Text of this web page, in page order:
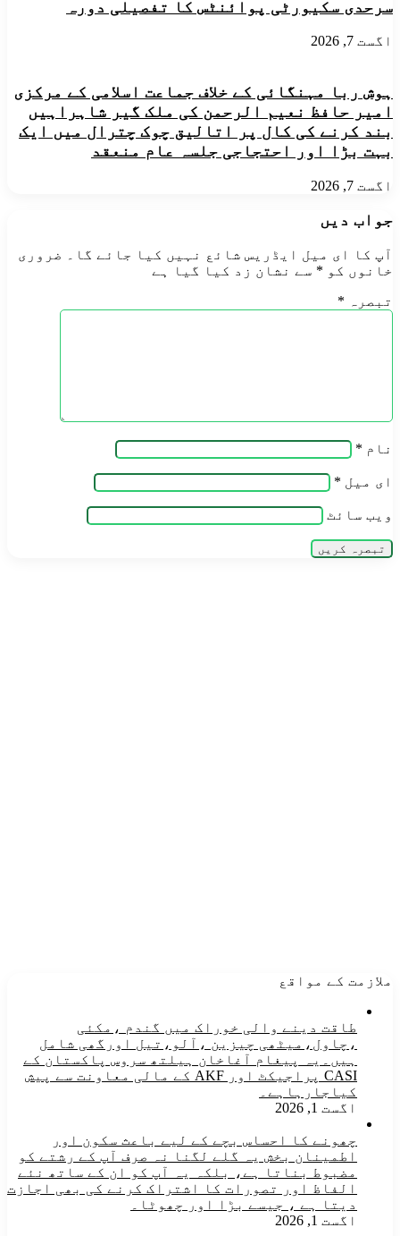
سرحدی سکیورٹی پوائنٹس کا تفصیلی دورہ
اگست 7, 2026
ہوش ربا مہنگائی کے خلاف جماعت اسلامی کے مرکزی
امیر حافظ نعیم الرحمن کی ملک گیر شاہراہیں
بند کرنے کی کال پر اتالیق چوک چترال میں ایک
بہت بڑا اور احتجاجی جلسہ عام منعقد
اگست 7, 2026
جواب دیں
آپ کا ای میل ایڈریس شائع نہیں کیا جائے گا۔
ضروری
خانوں کو * سے نشان زد کیا گیا ہے
تبصرہ *
نام *
ای میل *
ویب‌ سائٹ
ملازمت کے مواقع
طاقت دینے والی خوراک میں گندم ،مکئی
،چاول،میٹھی چیزین ،آلو،تیل اورگھی شامل
ہیں۔یہ پیغام آغاخان ہیلتھ سروس پاکستان کے
CASI پراجیکٹ اور AKF کے مالی معاونت سے پیش
کیاجارہاہے۔
اگست 1, 2026
چھونے کا احساس بچے کے لیے باعث سکون اور
اطمینان بخش یہ گلے لگنا نہ صرف آپ کے رشتے کو
مضبوط بناتا ہے، بلکہ یہ آپ کو ان کے ساتھ نئے
الفاظ اور تصورات کا اشتراک کرنے کی بھی اجازت
دیتا ہے ، جیسے بڑا اور چھوٹا۔
اگست 1, 2026